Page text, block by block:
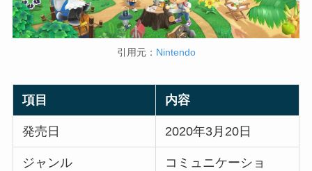
引用元： Nintendo
項目 内容
発売日 2020年3月20日
ジャンル
コミュニケーショ